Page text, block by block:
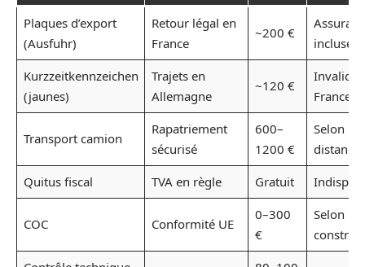
Plaques d’export
(Ausfuhr)
Retour légal en
France
~200 €
incluse
Kurzzeitkennzeichen
(jaunes)
Trajets en
Allemagne
~120 €
Invalide
France
Transport camion
Rapatriement
sécurisé
600–
1200 €
Selon
distance
Quitus fiscal
TVA en règle Gratuit
COC Conformité UE
0–300
€
Selon